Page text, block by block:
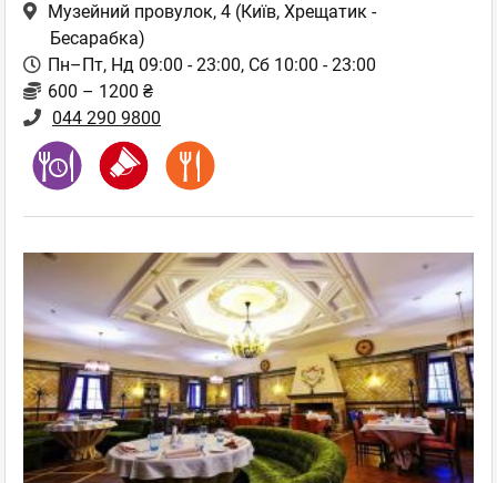
Музейний провулок, 4 (Київ, Хрещатик -
Бесарабка)
Пн–Пт, Нд 09:00 - 23:00, Сб 10:00 - 23:00
600 – 1200 ₴
044 290 9800